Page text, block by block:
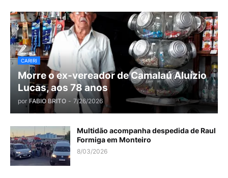
CARIRI
Morre o ex-vereador de Camalaú Aluízio
Lucas, aos 78 anos
por FABIO BRITO - 7/26/2026
Multidão acompanha despedida de Raul
Formiga em Monteiro
8/03/2026